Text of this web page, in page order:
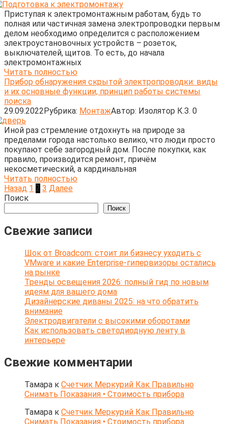
Приступая к электромонтажным работам, будь то
полная или частичная замена электропроводки первым
делом необходимо определится с расположением
электроустановочных устройств – розеток,
выключателей, щитов. То есть, до начала
электромонтажных
Читать полностью
Прибор обнаружения скрытой электропроводки: виды
и их основные функции, принцип работы системы
поиска
29.09.2022Рубрика: МонтажАвтор: Изолятор К.З. 0
Иной раз стремление отдохнуть на природе за
пределами города настолько велико, что люди просто
покупают себе загородный дом. После покупки, как
правило, производится ремонт, причём
некосметический, а кардинальная
Читать полностью
Пагинация
записей
Назад 1 2 3 Далее
Поиск
Поиск
Свежие записи
Шок от Broadcom: стоит ли бизнесу уходить с
VMware и какие Enterprise-гипервизоры остались
на рынке
Тренды освещения 2026: полный гид по новым
идеям для вашего дома
Дизайнерские диваны 2025: на что обратить
внимание
Электродвигатели с высокими оборотами
Как использовать светодиодную ленту в
интерьере
Свежие комментарии
Тамара к Счетчик Меркурий Как Правильно
Снимать Показания • Стоимость прибора
Тамара к Счетчик Меркурий Как Правильно
Снимать Показания • Стоимость прибора